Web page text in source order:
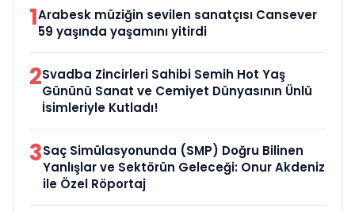
1Arabesk müziğin sevilen sanatçısı Cansever
59 yaşında yaşamını yitirdi
2Svadba Zincirleri Sahibi Semih Hot Yaş
Gününü Sanat ve Cemiyet Dünyasının Ünlü
İsimleriyle Kutladı!
3Saç Simülasyonunda (SMP) Doğru Bilinen
Yanlışlar ve Sektörün Geleceği: Onur Akdeniz
ile Özel Röportaj